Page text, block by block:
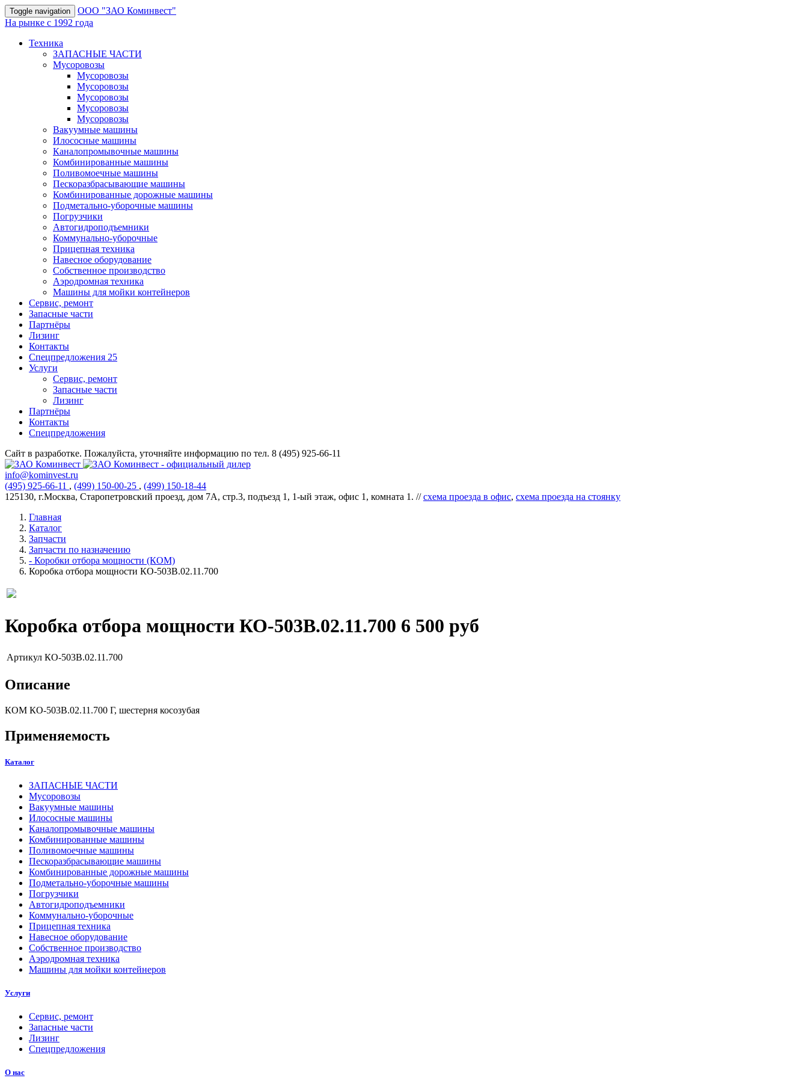
Toggle navigation
OOO "ЗАО Коминвест"
На рынке с 1992 года
Техника
ЗАПАСНЫЕ ЧАСТИ
Мусоровозы
Мусоровозы
Мусоровозы
Мусоровозы
Мусоровозы
Мусоровозы
Вакуумные машины
Илососные машины
Каналопромывочные машины
Комбинированные машины
Поливомоечные машины
Пескоразбрасывающие машины
Комбинированные дорожные машины
Подметально-уборочные машины
Погрузчики
Автогидроподъемники
Коммунально-уборочные
Прицепная техника
Навесное оборудование
Собственное производство
Аэродромная техника
Машины для мойки контейнеров
Сервис, ремонт
Запасные части
Партнёры
Лизинг
Контакты
Спецпредложения 25
Услуги
Сервис, ремонт
Запасные части
Лизинг
Партнёры
Контакты
Спецпредложения
Сайт в разработке. Пожалуйста, уточняйте информацию по тел. 8 (495) 925-66-11
info@kominvest.ru
(495) 925-66-11 , (499) 150-00-25 , (499) 150-18-44
125130, г.Москва, Старопетровский проезд, дом 7А, стр.3, подъезд 1, 1-ый этаж, офис 1, комната 1. //схема проезда в офис, схема проезда на стоянку
Главная
Каталог
Запчасти
Запчасти по назначению
- Коробки отбора мощности (КОМ)
Коробка отбора мощности КО-503В.02.11.700
Коробка отбора мощности КО-503В.02.11.700 6 500 руб
Артикул КО-503В.02.11.700
Описание
КОМ КО-503В.02.11.700 Г, шестерня косозубая
Применяемость
Каталог
ЗАПАСНЫЕ ЧАСТИ
Мусоровозы
Вакуумные машины
Илососные машины
Каналопромывочные машины
Комбинированные машины
Поливомоечные машины
Пескоразбрасывающие машины
Комбинированные дорожные машины
Подметально-уборочные машины
Погрузчики
Автогидроподъемники
Коммунально-уборочные
Прицепная техника
Навесное оборудование
Собственное производство
Аэродромная техника
Машины для мойки контейнеров
Услуги
Сервис, ремонт
Запасные части
Лизинг
Спецпредложения
О нас